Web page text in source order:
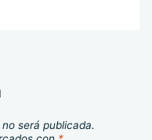
será publicada.